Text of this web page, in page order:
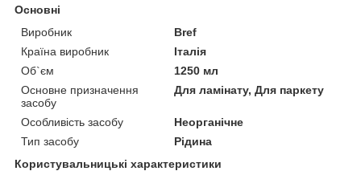
Основні
Виробник
Bref
Країна виробник
Італія
Об`єм
1250 мл
Основне призначення
засобу
Для ламінату, Для паркету
Особливість засобу
Неорганічне
Тип засобу
Рідина
Користувальницькі характеристики